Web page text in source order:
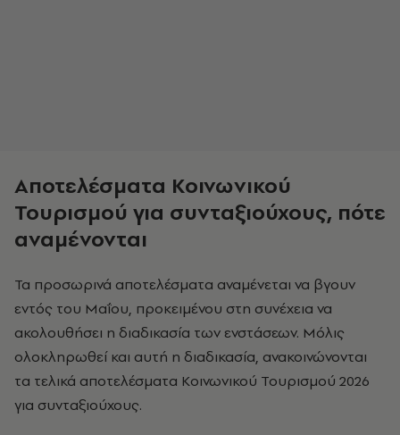
Αποτελέσματα Κοινωνικού
Τουρισμού για συνταξιούχους, πότε
αναμένονται
Τα προσωρινά αποτελέσματα αναμένεται να βγουν
εντός του Μαΐου, προκειμένου στη συνέχεια να
ακολουθήσει η διαδικασία των ενστάσεων. Μόλις
ολοκληρωθεί και αυτή η διαδικασία, ανακοινώνονται
τα τελικά αποτελέσματα Κοινωνικού Τουρισμού 2026
για συνταξιούχους.